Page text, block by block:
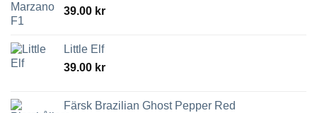
39.00 kr
Little Elf
39.00 kr
Färsk Brazilian Ghost Pepper Red